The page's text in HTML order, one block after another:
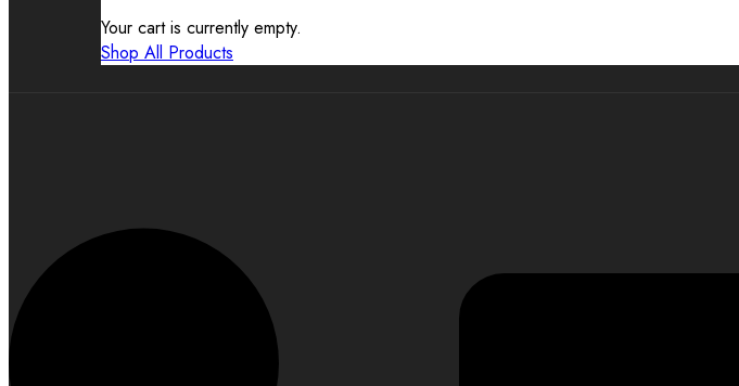
Your cart is currently empty.
Shop All Products